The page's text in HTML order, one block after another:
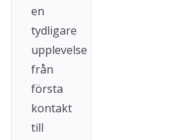
en
tydligare
upplevelse
från
första
kontakt
till